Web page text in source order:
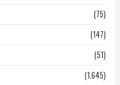
(75)
(147)
(51)
(1.645)